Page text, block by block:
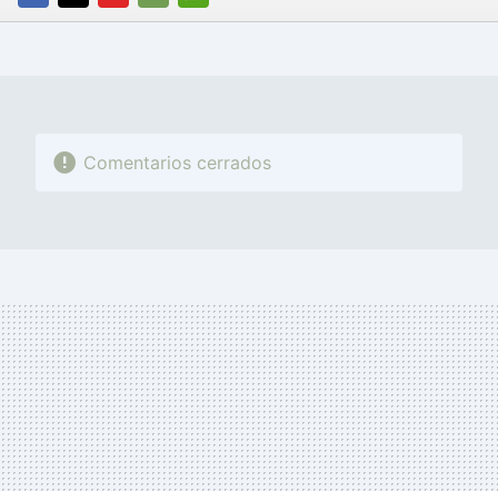
FACEBOOK
TWITTERFLIPBOARD
E-
WHATSAPP
Comentarios cerrados